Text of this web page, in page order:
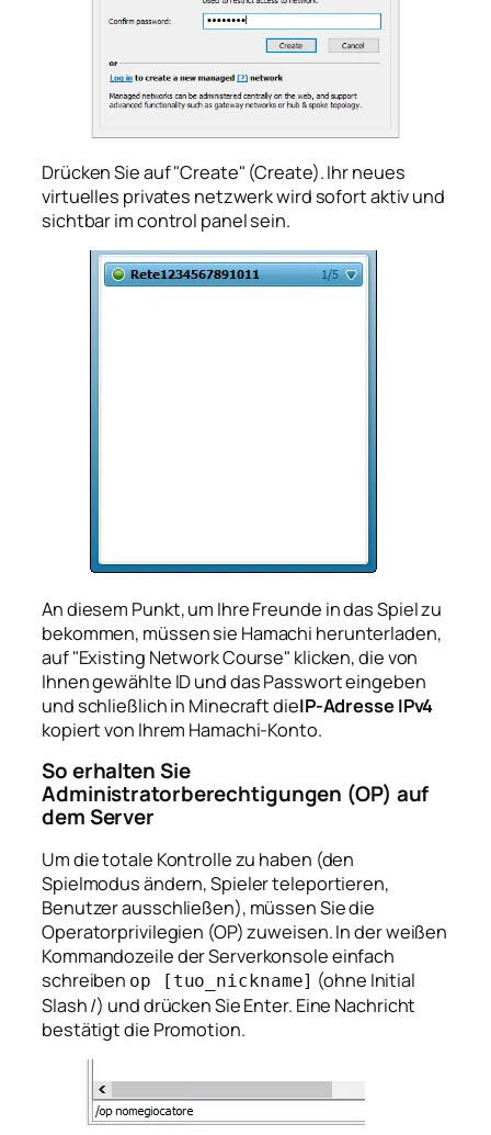
Drücken Sie auf "Create" (Create). Ihr neues
virtuelles privates netzwerk wird sofort aktiv und
sichtbar im control panel sein.
An diesem Punkt, um Ihre Freunde in das Spiel zu
bekommen, müssen sie Hamachi herunterladen,
auf "Existing Network Course" klicken, die von
Ihnen gewählte ID und das Passwort eingeben
und schließlich in Minecraft dieIP-Adresse IPv4
kopiert von Ihrem Hamachi-Konto.
So erhalten Sie
Administratorberechtigungen (OP) auf
dem Server
Um die totale Kontrolle zu haben (den
Spielmodus ändern, Spieler teleportieren,
Benutzer ausschließen), müssen Sie die
Operatorprivilegien (OP) zuweisen. In der weißen
Kommandozeile der Serverkonsole einfach
schreiben op [tuo_nickname] (ohne Initial
Slash /) und drücken Sie Enter. Eine Nachricht
bestätigt die Promotion.